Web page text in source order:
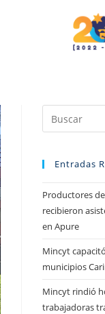
Entradas
Productores
recibieron
en Apure
Mincyt
municipios
Mincyt rindió
trabajadoras